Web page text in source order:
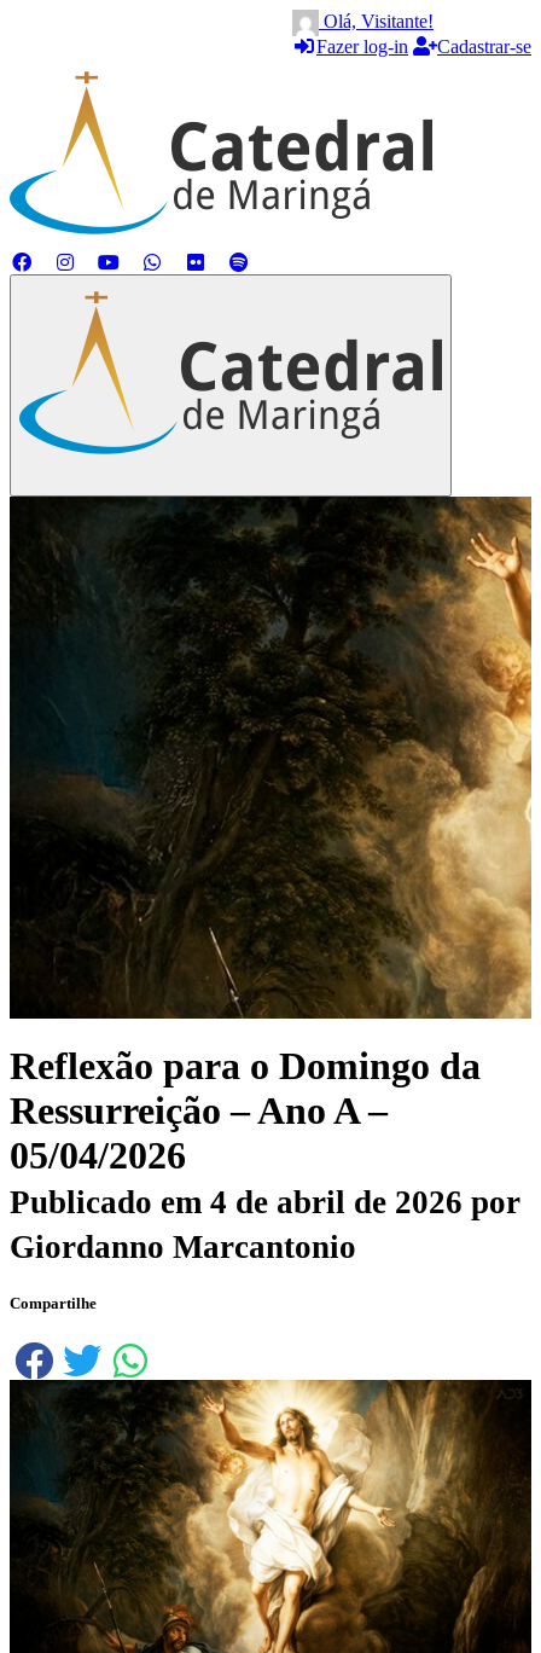
Olá, Visitante!
Fazer log-in
Cadastrar-se
Reflexão para o Domingo da
Ressurreição – Ano A –
05/04/2026
Publicado em 4 de abril de 2026 por
Giordanno Marcantonio
Compartilhe